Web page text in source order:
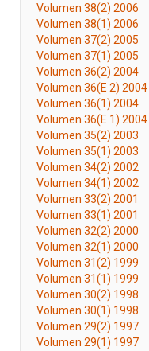
Volumen 38(2) 2006
Volumen 38(1) 2006
Volumen 37(2) 2005
Volumen 37(1) 2005
Volumen 36(2) 2004
Volumen 36(E 2) 2004
Volumen 36(1) 2004
Volumen 36(E 1) 2004
Volumen 35(2) 2003
Volumen 35(1) 2003
Volumen 34(2) 2002
Volumen 34(1) 2002
Volumen 33(2) 2001
Volumen 33(1) 2001
Volumen 32(2) 2000
Volumen 32(1) 2000
Volumen 31(2) 1999
Volumen 31(1) 1999
Volumen 30(2) 1998
Volumen 30(1) 1998
Volumen 29(2) 1997
Volumen 29(1) 1997